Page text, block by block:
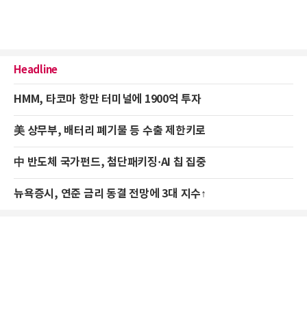
Headline
HMM, 타코마 항만 터미널에 1900억 투자
美 상무부, 배터리 폐기물 등 수출 제한키로
中 반도체 국가펀드, 첨단패키징·AI 칩 집중
뉴욕증시, 연준 금리 동결 전망에 3대 지수↑